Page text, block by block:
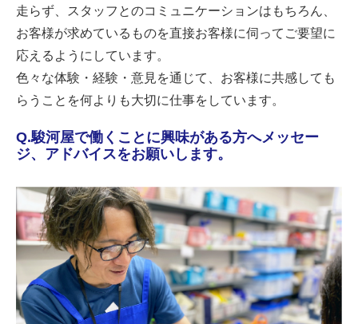
走らず、スタッフとのコミュニケーションはもちろん、
お客様が求めているものを直接お客様に伺ってご要望に
応えるようにしています。
色々な体験・経験・意見を通じて、お客様に共感しても
らうことを何よりも大切に仕事をしています。
Q.駿河屋で働くことに興味がある方へメッセー
ジ、アドバイスをお願いします。